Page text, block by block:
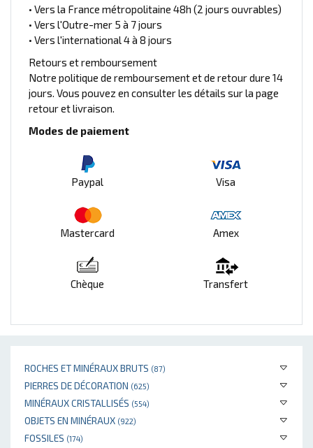
ROCHES ET MINÉRAUX BRUTS (87)
PIERRES DE DÉCORATION (625)
MINÉRAUX CRISTALLISÉS (554)
OBJETS EN MINÉRAUX (922)
FOSSILES (174)
• Vers la France métropolitaine 48h (2 jours ouvrables)
• Vers l'Outre-mer 5 à 7 jours
• Vers l'international 4 à 8 jours
Retours et remboursement
Notre politique de remboursement et de retour dure 14
jours. Vous pouvez en consulter les détails sur la page
retour et livraison.
Modes de paiement
Paypal Visa
Mastercard Amex
Chèque Transfert